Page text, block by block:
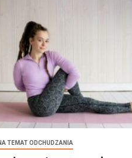
TEMAT ODCHUDZANIA